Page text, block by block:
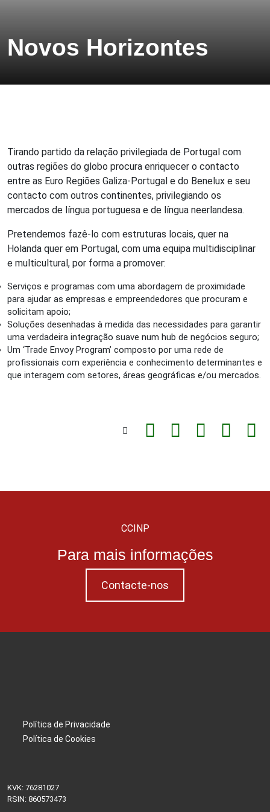
Novos Horizontes
Tirando partido da relação privilegiada de Portugal com
outras regiões do globo procura enriquecer o contacto
entre as Euro Regiões Galiza-Portugal e do Benelux e seu
contacto com outros continentes, privilegiando os
mercados de língua portuguesa e de língua neerlandesa.
Pretendemos fazê-lo com estruturas locais, quer na
Holanda quer em Portugal, com uma equipa multidisciplinar
e multicultural, por forma a promover:
Serviços e programas com uma abordagem de proximidade
para ajudar as empresas e empreendedores que procuram e
solicitam apoio;
Soluções desenhadas à medida das necessidades para garantir
uma verdadeira integração suave num hub de negócios seguro;
Um ‘Trade Envoy Program’ composto por uma rede de
profissionais com experiência e conhecimento determinantes e
que interagem com setores, áreas geográficas e/ou mercados.
CCINP
Para mais informações
Contacte-nos
Política de Privacidade
Política de Cookies
KVK: 76281027
RSIN: 860573473